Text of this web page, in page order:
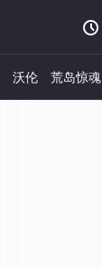

沃伦 荒岛惊魂